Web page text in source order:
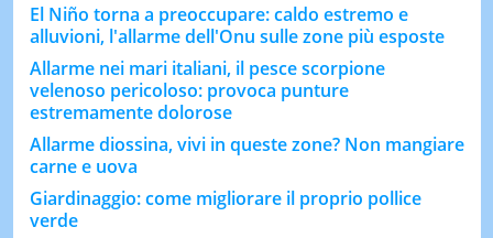
El Niño torna a preoccupare: caldo estremo e
alluvioni, l'allarme dell'Onu sulle zone più esposte
Allarme nei mari italiani, il pesce scorpione
velenoso pericoloso: provoca punture
estremamente dolorose
Allarme diossina, vivi in queste zone? Non mangiare
carne e uova
Giardinaggio: come migliorare il proprio pollice
verde